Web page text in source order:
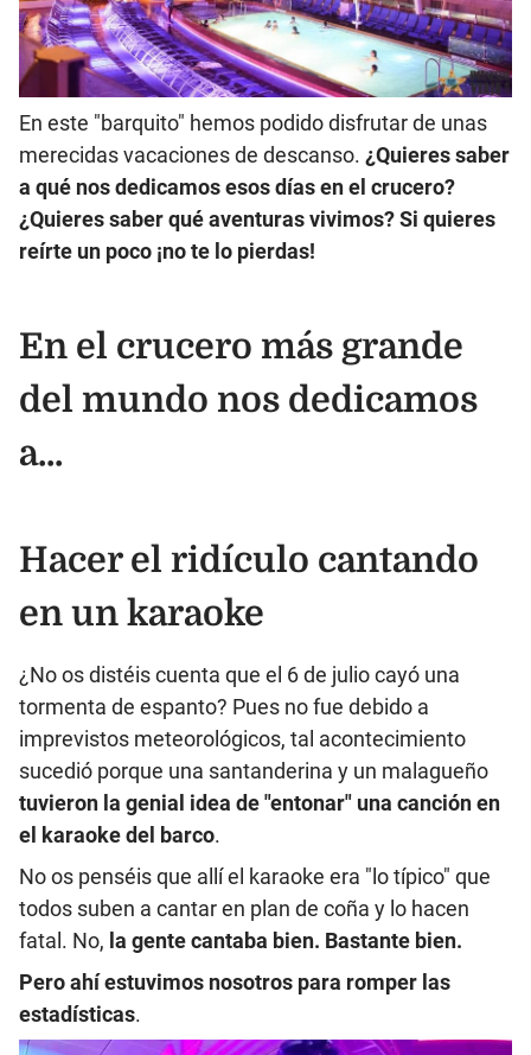
En este "barquito" hemos podido disfrutar de unas
merecidas vacaciones de descanso. ¿Quieres saber
a qué nos dedicamos esos días en el crucero?
¿Quieres saber qué aventuras vivimos? Si quieres
reírte un poco ¡no te lo pierdas!
En el crucero más grande
del mundo nos dedicamos
a...
Hacer el ridículo cantando
en un karaoke
¿No os distéis cuenta que el 6 de julio cayó una
tormenta de espanto? Pues no fue debido a
imprevistos meteorológicos, tal acontecimiento
sucedió porque una santanderina y un malagueño
tuvieron la genial idea de "entonar" una canción en
el karaoke del barco.
No os penséis que allí el karaoke era "lo típico" que
todos suben a cantar en plan de coña y lo hacen
fatal. No, la gente cantaba bien. Bastante bien.
Pero ahí estuvimos nosotros para romper las
estadísticas.